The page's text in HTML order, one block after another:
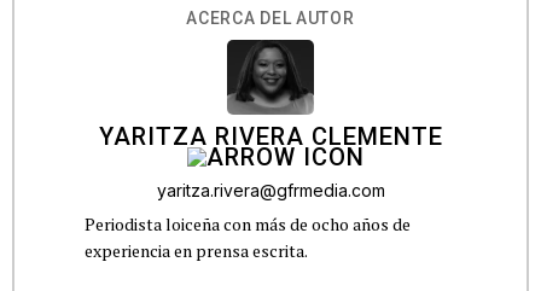
ACERCA DEL AUTOR
YARITZA RIVERA CLEMENTE
yaritza.rivera@gfrmedia.com
Periodista loiceña con más de ocho años de
experiencia en prensa escrita.